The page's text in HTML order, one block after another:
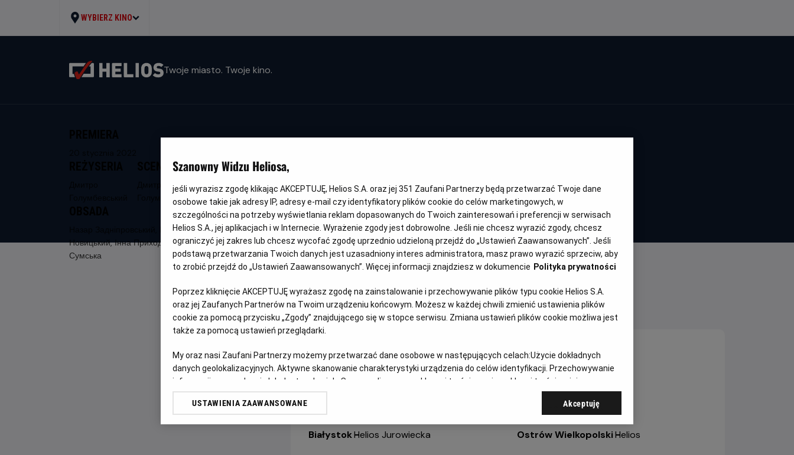
WYBIERZ KINO
Twoje miasto. Twoje kino.
Liubov i blohery - UA
Gatunek
Komedia
Minimalny
wiek
Od 15 lat
Czas
trwania
98 min
i
rok
produkcji
Ukraina (2022)
SCENARIUSZ
Голумбевський
Назар Задніпровський, Вадим
Новицький, Інна Приходько, Ольга
Сумська
WYBIERZ SWOJE KINO ABY ZOBACZYĆ GODZINY SEANSÓW
Bełchatów-
Helios
Białystok Helios Alfa
Białystok-
Helios Jurowiecka
Olsztyn-Helios
Opole -Helios Karolinka
Helios Solaris
Ostrów Wielkopolski-
Helios
Szanowny Widzu Heliosa,
jeśli wyrazisz zgodę klikając AKCEPTUJĘ, Helios S.A. oraz jej 351 Zaufani Partnerzy będą przetwarzać Twoje dane
osobowe takie jak adresy IP, adresy e-mail czy identyfikatory plików cookie do celów marketingowych, w
szczególności na potrzeby wyświetlania reklam dopasowanych do Twoich zainteresowań i preferencji w serwisach
Helios S.A., jej aplikacjach i w Internecie. Wyrażenie zgody jest dobrowolne. Jeśli nie chcesz wyrazić zgody, chcesz
ograniczyć jej zakres lub chcesz wycofać zgodę uprzednio udzieloną przejdź do „Ustawień Zaawansowanych”. Jeśli
podstawą przetwarzania Twoich danych jest uzasadniony interes administratora, masz prawo wyrazić sprzeciw, aby
to zrobić przejdź do „Ustawień Zaawansowanych”. Więcej informacji znajdziesz w dokumencie Polityka prywatności
Poprzez kliknięcie AKCEPTUJĘ wyrażasz zgodę na zainstalowanie i przechowywanie plików typu cookie Helios S.A.
oraz jej Zaufanych Partnerów na Twoim urządzeniu końcowym. Możesz w każdej chwili zmienić ustawienia plików
cookie za pomocą przycisku „Zgody” znajdującego się w stopce serwisu. Zmiana ustawień plików cookie możliwa jest
także za pomocą ustawień przeglądarki.
My oraz nasi Zaufani Partnerzy możemy przetwarzać dane osobowe w następujących celach:Użycie dokładnych
danych geolokalizacyjnych. Aktywne skanowanie charakterystyki urządzenia do celów identyfikacji. Przechowywanie
informacji na urządzeniu lub dostęp do nich. Spersonalizowane reklamy i treści, pomiar reklam i treści, opinie
odbiorców i ulepszanie usług.
USTAWIENIA ZAAWANSOWANE Akceptuję